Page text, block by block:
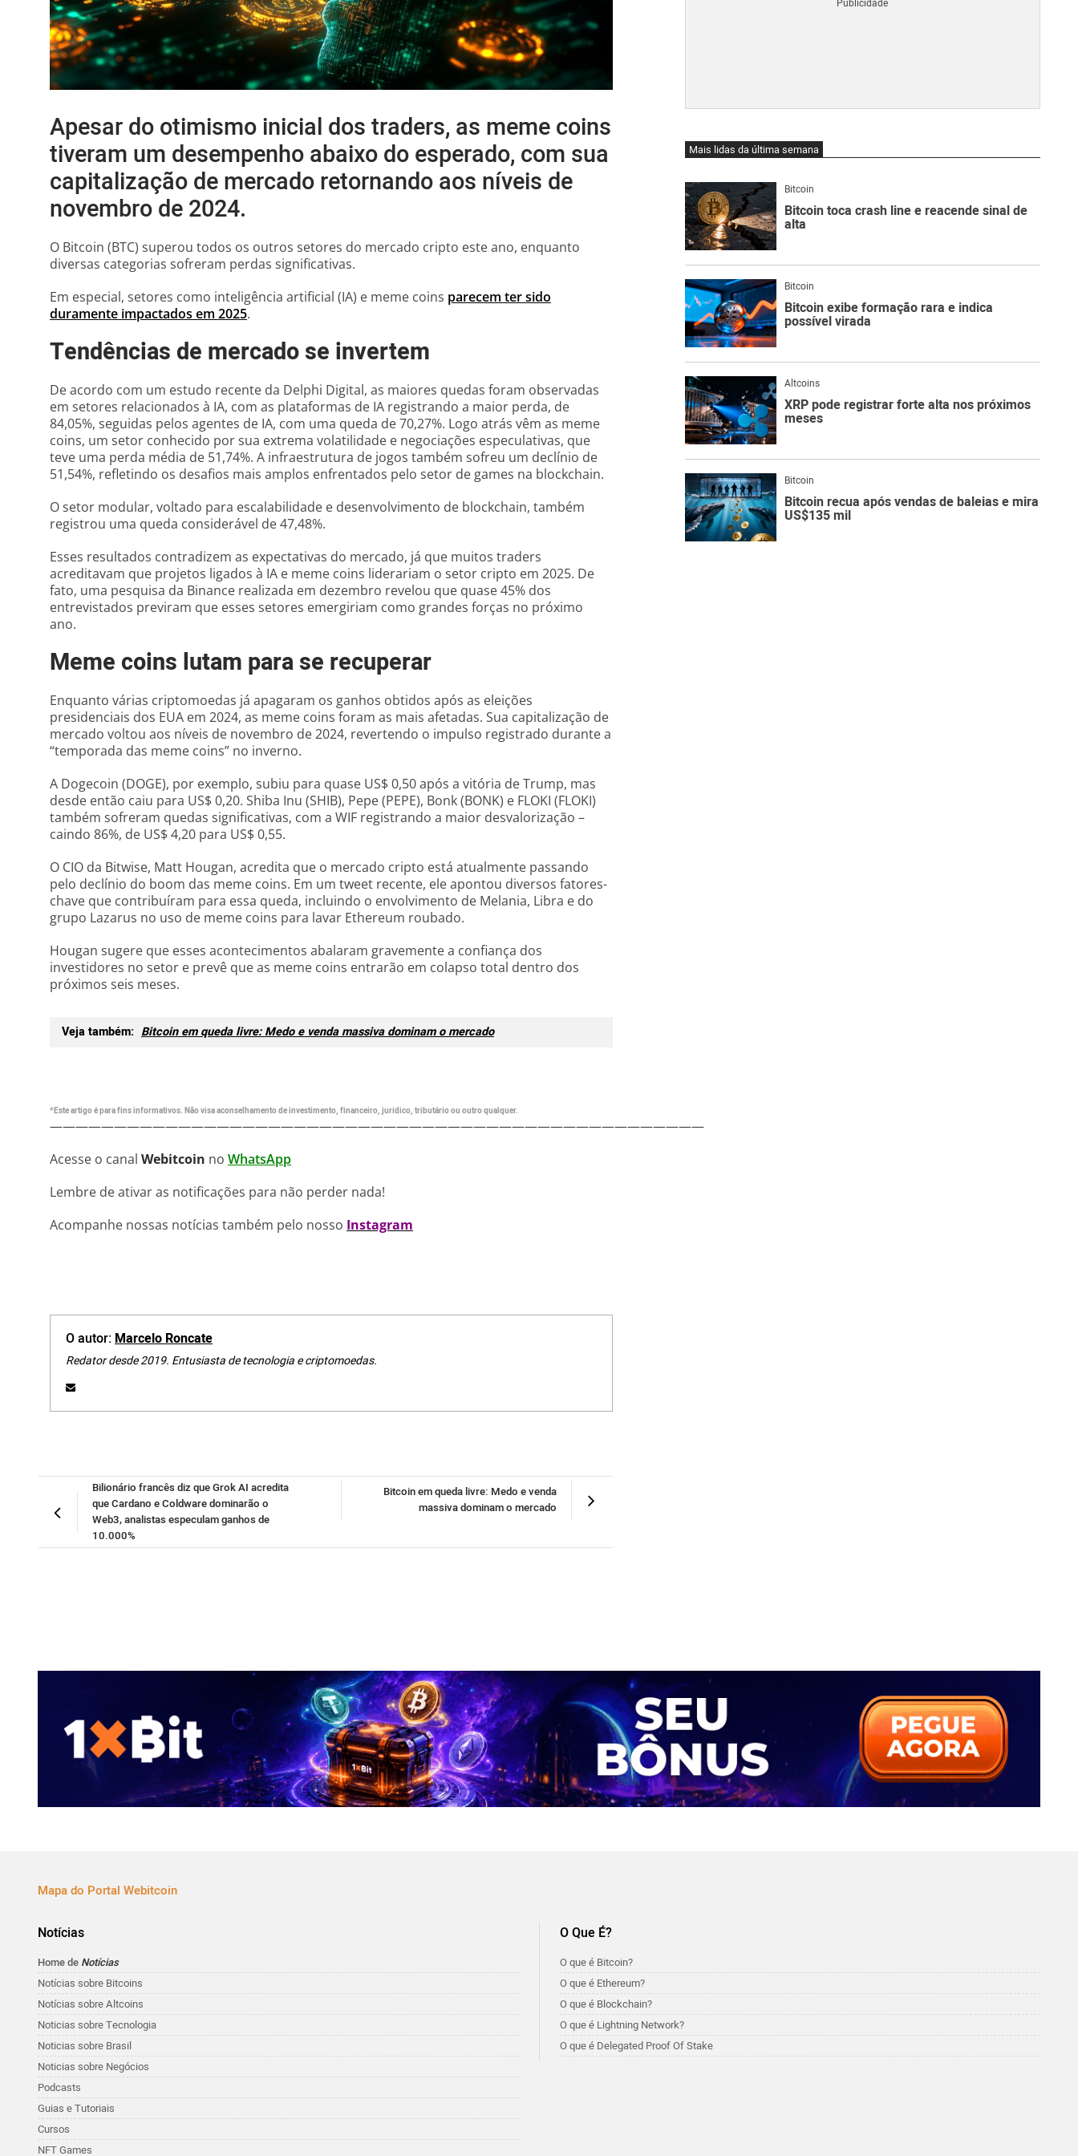
Apesar do otimismo inicial dos traders, as meme coins
tiveram um desempenho abaixo do esperado, com sua
capitalização de mercado retornando aos níveis de
novembro de 2024.
O Bitcoin (BTC) superou todos os outros setores do mercado cripto este ano, enquanto
diversas categorias sofreram perdas significativas.
Em especial, setores como inteligência artificial (IA) e meme coins parecem ter sido
duramente impactados em 2025.
Tendências de mercado se invertem
De acordo com um estudo recente da Delphi Digital, as maiores quedas foram observadas
em setores relacionados à IA, com as plataformas de IA registrando a maior perda, de
84,05%, seguidas pelos agentes de IA, com uma queda de 70,27%. Logo atrás vêm as meme
coins, um setor conhecido por sua extrema volatilidade e negociações especulativas, que
teve uma perda média de 51,74%. A infraestrutura de jogos também sofreu um declínio de
51,54%, refletindo os desafios mais amplos enfrentados pelo setor de games na blockchain.
O setor modular, voltado para escalabilidade e desenvolvimento de blockchain, também
registrou uma queda considerável de 47,48%.
Esses resultados contradizem as expectativas do mercado, já que muitos traders
acreditavam que projetos ligados à IA e meme coins liderariam o setor cripto em 2025. De
fato, uma pesquisa da Binance realizada em dezembro revelou que quase 45% dos
entrevistados previram que esses setores emergiriam como grandes forças no próximo
ano.
Meme coins lutam para se recuperar
Enquanto várias criptomoedas já apagaram os ganhos obtidos após as eleições
presidenciais dos EUA em 2024, as meme coins foram as mais afetadas. Sua capitalização de
mercado voltou aos níveis de novembro de 2024, revertendo o impulso registrado durante a
“temporada das meme coins” no inverno.
A Dogecoin (DOGE), por exemplo, subiu para quase US$ 0,50 após a vitória de Trump, mas
desde então caiu para US$ 0,20. Shiba Inu (SHIB), Pepe (PEPE), Bonk (BONK) e FLOKI (FLOKI)
também sofreram quedas significativas, com a WIF registrando a maior desvalorização –
caindo 86%, de US$ 4,20 para US$ 0,55.
O CIO da Bitwise, Matt Hougan, acredita que o mercado cripto está atualmente passando
pelo declínio do boom das meme coins. Em um tweet recente, ele apontou diversos fatores-
chave que contribuíram para essa queda, incluindo o envolvimento de Melania, Libra e do
grupo Lazarus no uso de meme coins para lavar Ethereum roubado.
Hougan sugere que esses acontecimentos abalaram gravemente a confiança dos
investidores no setor e prevê que as meme coins entrarão em colapso total dentro dos
próximos seis meses.
Veja também: Bitcoin em queda livre: Medo e venda massiva dominam o mercado
*Este artigo é para fins informativos. Não visa aconselhamento de investimento, financeiro, jurídico, tributário ou outro qualquer.
———————————————————————————————————————————————————
Acesse o canal Webitcoin no WhatsApp
Lembre de ativar as notificações para não perder nada!
Acompanhe nossas notícias também pelo nosso Instagram
O autor:Marcelo Roncate
Redator desde 2019. Entusiasta de tecnologia e criptomoedas.
Bitcoin em queda livre: Medo e venda
massiva dominam o mercado
Bilionário francês diz que Grok AI acredita
que Cardano e Coldware dominarão o
Web3, analistas especulam ganhos de
10.000%
Mais lidas da última semana
Bitcoin
Bitcoin toca crash line e reacende sinal de
alta
Bitcoin
Bitcoin exibe formação rara e indica
possível virada
Altcoins
XRP pode registrar forte alta nos próximos
meses
Bitcoin
Bitcoin recua após vendas de baleias e mira
US$135 mil
Mapa do Portal Webitcoin
Notícias
Home de Notícias
Notícias sobre Bitcoins
Notícias sobre Altcoins
Noticias sobre Tecnologia
Noticias sobre Brasil
Noticias sobre Negócios
Podcasts
Guias e Tutoriais
Cursos
NFT Games
O Que É?
O que é Bitcoin?
O que é Ethereum?
O que é Blockchain?
O que é Lightning Network?
O que é Delegated Proof Of Stake